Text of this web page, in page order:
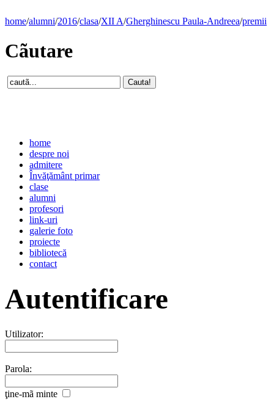
home/alumni/2016/clasa/XII A/Gherghinescu Paula-Andreea/premii
Cãutare
home
despre noi
admitere
Învăţământ primar
clase
alumni
profesori
link-uri
galerie foto
proiecte
bibliotecă
contact
Autentificare
Utilizator:
Parola:
ţine-mã minte